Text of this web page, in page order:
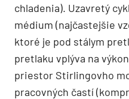
chladenia). Uzavretý
médium (najčastejšie
ktoré je pod stálym
pretlaku vplýva na
priestor Stirlingovho
pracovných častí